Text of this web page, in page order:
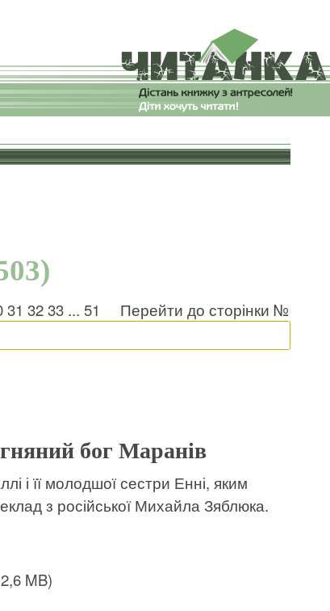
31 32 33... 51 Перейти до сторінки №
бог Маранів
і її молодшої сестри Енні, яким
з російської Михайла Зяблюка.
MB)